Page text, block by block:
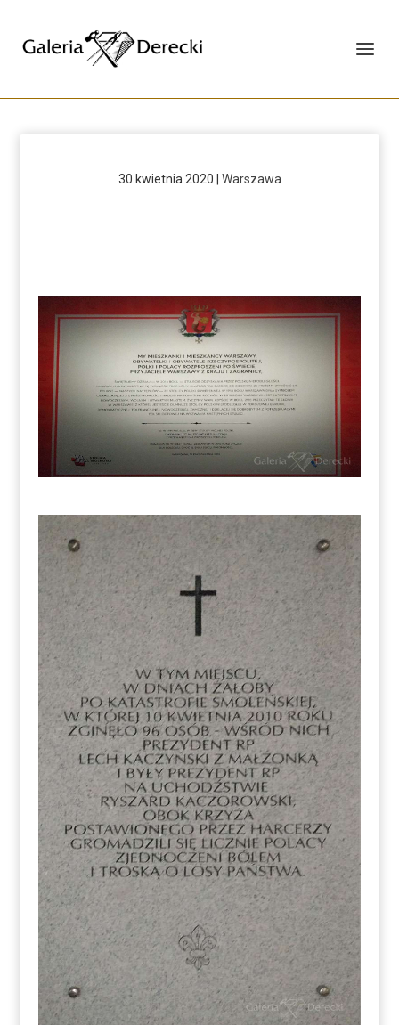
30 kwietnia 2020 Warszawa